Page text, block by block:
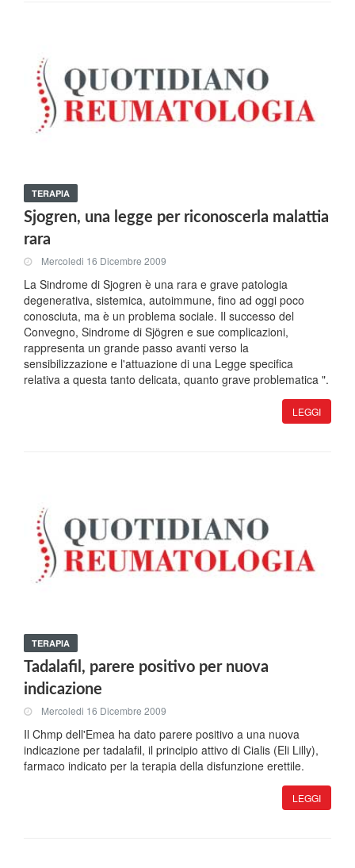
TERAPIA
Sjogren, una legge per riconoscerla malattia
rara
Mercoledi 16 Dicembre 2009
La Sindrome di Sjogren è una rara e grave patologia
degenerativa, sistemica, autoimmune, fino ad oggi poco
conosciuta, ma è un problema sociale. Il successo del
Convegno, Sindrome di Sjögren e sue complicazioni,
rappresenta un grande passo avanti verso la
sensibilizzazione e l'attuazione di una Legge specifica
relativa a questa tanto delicata, quanto grave problematica ".
LEGGI
TERAPIA
Tadalafil, parere positivo per nuova
indicazione
Mercoledi 16 Dicembre 2009
Il Chmp dell'Emea ha dato parere positivo a una nuova
indicazione per tadalafil, il principio attivo di Cialis (Eli Lilly),
farmaco indicato per la terapia della disfunzione erettile.
LEGGI